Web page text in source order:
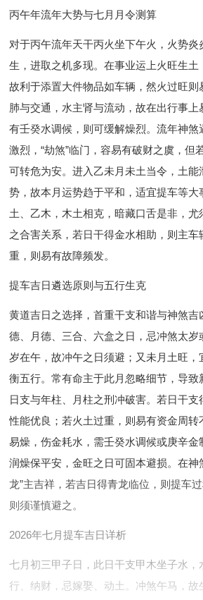
丙午年流年大势与七月月令测算
对于丙午流年天干丙火坐下午火，火势炎
生，进取之机多现。在事业运上火旺生土
故利于添置大件物品如车辆，然火过旺则
肺与交通，水主肾与流动，故在出行事上
有壬癸水调候，则可缓解燥烈。流年神煞
激烈，“劫煞”临门，容易有破财之虞，但
可转危为安。进入乙未月未土当令，土能
势，故本月运势趋于平和，适宜提车等大
土、乙木，木土相克，暗藏口舌是非，尤
之合害关系，若日干得金水相助，则主车
重，则易有故障频发。
提车吉日遴选原则与五行生克
黄道吉日之选择，首重干支和谐与神煞吉
德、月德、三合、六盒之日，忌冲煞太岁
岁在午，故冲午之日须避；又未月土旺
衡五行。常有命主于此月忽略细节，导
日支与年柱、月柱之刑冲破害。若日干
性能优良；若火土过重，则易有资金周转
易燥，伤金耗水，需壬癸水调候或庚辛
润燥保平安，金旺之日可固本避损。在神
龙”主吉祥，若吉日得青龙临位，则提车
则须谨慎避之。
2026年七月提车吉日详析
七月初三甲子日，此日干支甲木坐子水，
行、纳财，忌嫁娶、动土。冲煞午马，故